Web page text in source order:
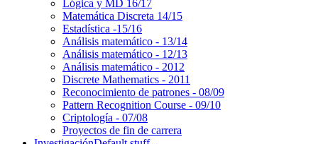
Lógica y MD 16/17
Matemática Discreta 14/15
Estadística -15/16
Análisis matemático - 13/14
Análisis matemático - 12/13
Análisis matemático - 2012
Discrete Mathematics - 2011
Reconocimiento de patrones - 08/09
Pattern Recognition Course - 09/10
Criptología - 07/08
Proyectos de fin de carrera